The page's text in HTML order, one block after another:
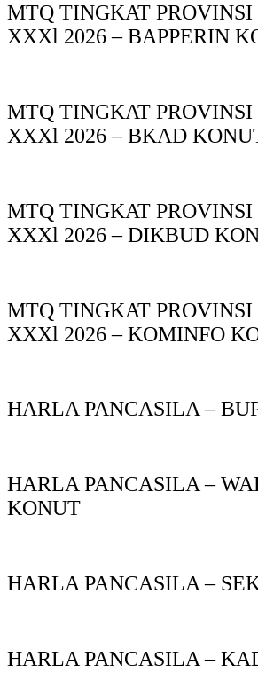
MTQ TINGKAT PROVINSI
XXXl 2026 – BAPPERIN
MTQ TINGKAT PROVINSI
XXXl 2026 – BKAD
MTQ TINGKAT PROVINSI
XXXl 2026 – DIKBUD
MTQ TINGKAT PROVINSI
XXXl 2026 – KOMINFO
HARLA PANCASILA –
HARLA PANCASILA –
KONUT
HARLA PANCASILA –
HARLA PANCASILA –